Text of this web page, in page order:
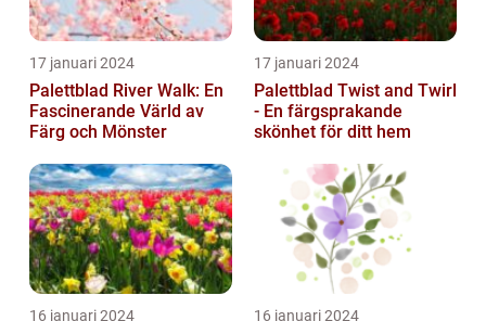
17 januari 2024
Palettblad River Walk: En
Fascinerande Värld av
Färg och Mönster
17 januari 2024
Palettblad Twist and Twirl
- En färgsprakande
skönhet för ditt hem
16 januari 2024 16 januari 2024